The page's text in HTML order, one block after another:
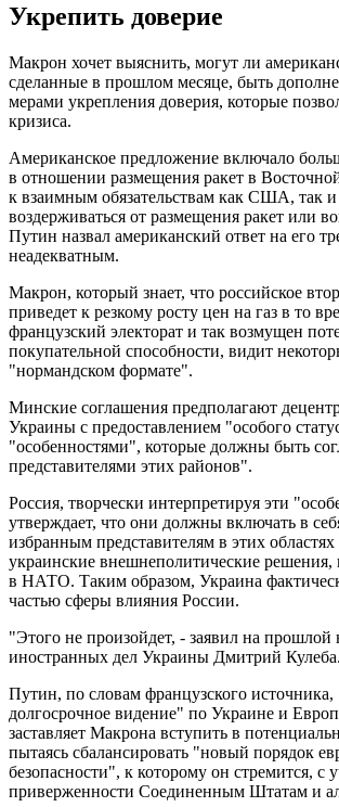
Укрепить доверие
Макрон хочет выяснить, могут ли
сделанные в прошлом месяце, быть
мерами укрепления доверия, которые
кризиса.
Американское предложение включало
в отношении размещения ракет в
к взаимным обязательствам как США, так
воздерживаться от размещения ракет или
Путин назвал американский ответ на его
неадекватным.
Макрон, который знает, что российское
приведет к резкому росту цен на газ в то
французский электорат и так возмущен
покупательной способности, видит
"нормандском формате".
Минские соглашения предполагают
Украины с предоставлением "особого
"особенностями", которые должны быть
представителями этих районов".
Россия, творчески интерпретируя эти
утверждает, что они должны включать в
избранным представителям в этих областях
украинские внешнеполитические решения,
в НАТО. Таким образом, Украина
частью сферы влияния России.
"Этого не произойдет, - заявил на прошлой
иностранных дел Украины Дмитрий
Путин, по словам французского источника,
долгосрочное видение" по Украине и
заставляет Макрона вступить в
пытаясь сбалансировать "новый порядок
безопасности", к которому он стремится, с
приверженности Соединенным Штатам и